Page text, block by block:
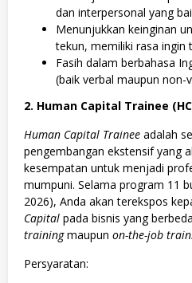
dan interpersonal yang
Menunjukkan keinginan
tekun, memiliki rasa ingin
Fasih dalam berbahasa
(baik verbal maupun non-
2. Human Capital Trainee
Human Capital Trainee adalah
pengembangan ekstensif yang
kesempatan untuk menjadi
mumpuni. Selama program 11
2026), Anda akan terekspos
Capital pada bisnis yang
trainingmaupun on-the-job
Persyaratan: